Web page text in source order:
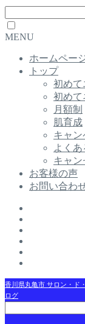
MENU
ホームペー
トップ
初めて
初めて
月額制
肌育成
キャン
よくあ
キャン
お客様の声
お問い合わ
香川県丸亀市 サロン・ド
ログ